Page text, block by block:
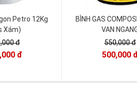
Petro 12Kg
Xám)
đ
đ
BÌNH GAS
VAN
550,000 đ
500,000